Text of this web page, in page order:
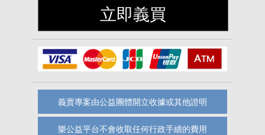
立即義買
義賣專案由公益團體開立收據或其他證明
樂公益平台不會收取任何行政手續的費用